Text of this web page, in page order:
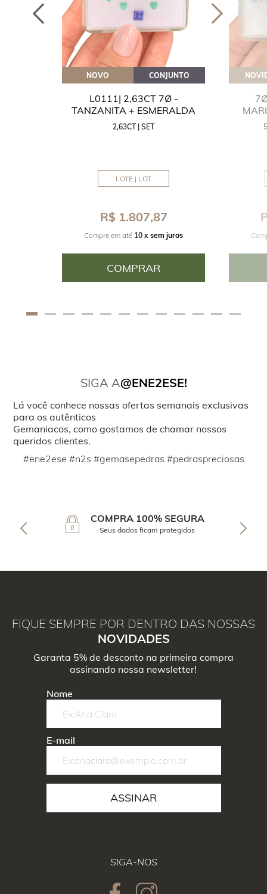
NOVO CONJUNTO
L0111| 2,63CT 7Ø -
TANZANITA + ESMERALDA
2,63CT | SET
LOTE | LOT
R$ 1.807,87
Compre em até 10 x sem juros
COMPRAR
SIGA A@ENE2ESE!
Lá você conhece nossas ofertas semanais exclusivas
para os autênticos
Gemaniacos, como gostamos de chamar nossos
queridos clientes.
#ene2ese #n2s #gemasepedras #pedraspreciosas
COMPRA 100% SEGURA
Seus dados ficam protegidos
FIQUE SEMPRE POR DENTRO DAS NOSSAS
NOVIDADES
Garanta 5% de desconto na primeira compra
assinando nossa newsletter!
Nome
E-mail
ASSINAR
SIGA-NOS